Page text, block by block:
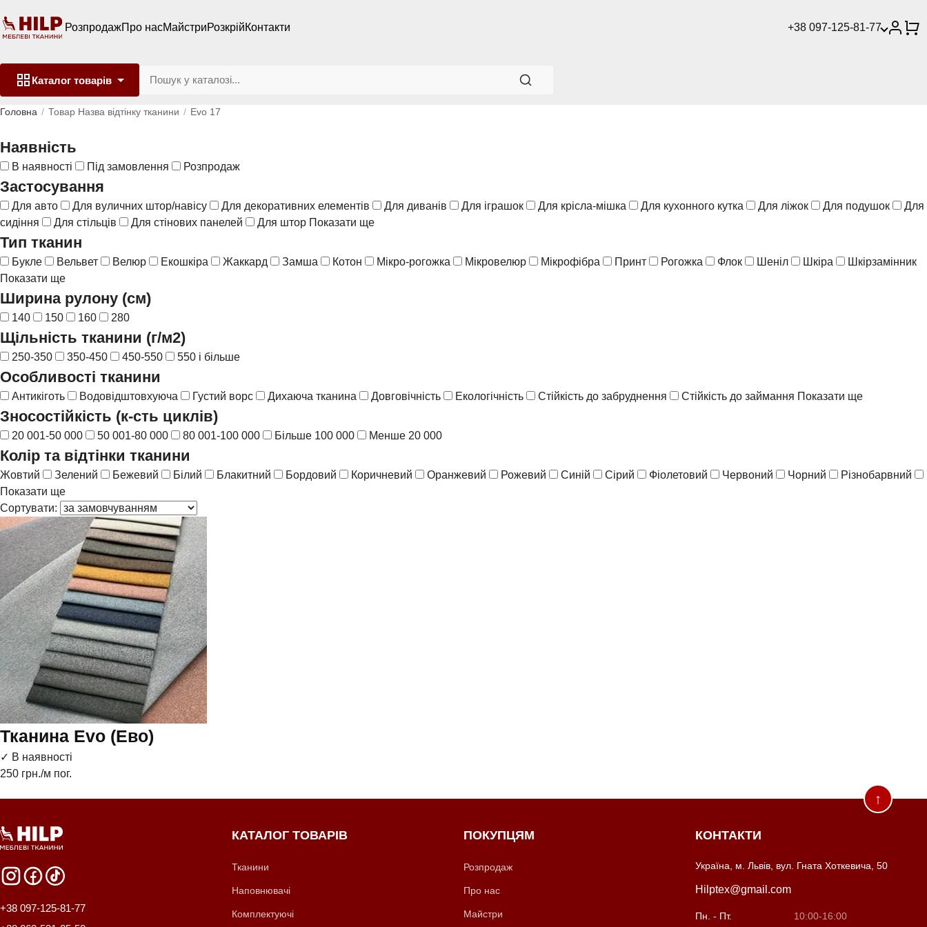
РозпродажПро насМайстриРозкрійКонтакти +38 097-125-81-77
Каталог товарів
Головна Товар Назва відтінку тканини Evo 17
Наявність
В наявності Під замовлення Розпродаж
Застосування
Для авто Для вуличних штор/навісу Для декоративних елементів Для диванів Для іграшок Для крісла-мішка Для кухонного кутка Для ліжок Для подушок
Для
сидіння
Для стільців Для стінових панелей Для штор Показати ще
Тип тканин
Букле Вельвет Велюр Екошкіра Жаккард Замша Котон Мікро-рогожка Мікровелюр Мікрофібра Принт Рогожка Флок Шеніл Шкіра
Шкірзамінник
Показати ще
Ширина рулону (см)
140 150 160 280
Щільність тканини (г/м2)
250-350 350-450 450-550 550 і більше
Особливості тканини
Антикіготь Водовідштовхуюча Густий ворс Дихаюча тканина Довговічність Екологічність Стійкість до забруднення Стійкість до займання Показати ще
Зносостійкість (к-сть циклів)
20 001-50 000 50 001-80 000 80 001-100 000 Більше 100 000 Менше 20 000
Колір та відтінки тканини
Жовтий Зелений Бежевий Білий Блакитний Бордовий Коричневий Оранжевий Рожевий Синій Сірий Фіолетовий Червоний Чорний
Різнобарвний
Показати ще
Сортувати:
Тканина Evo (Ево)
✓ В наявності
250 грн./м пог.
+38 097-125-81-77
КАТАЛОГ ТОВАРІВ
Тканини
Наповнювачі
Комплектуючі
ПОКУПЦЯМ
Розпродаж
Про нас
Майстри
КОНТАКТИ
Україна, м. Львів, вул. Гната Хоткевича, 50
Hilptex@gmail.com
Пн. - Пт. 10:00-16:00
↑